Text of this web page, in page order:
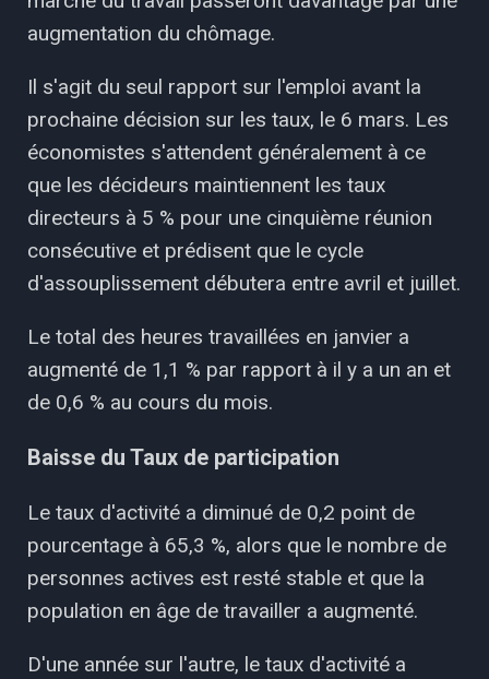
augmentation du chômage.
Il s'agit du seul rapport sur l'emploi avant la
prochaine décision sur les taux, le 6 mars. Les
économistes s'attendent généralement à ce
que les décideurs maintiennent les taux
directeurs à 5 % pour une cinquième réunion
consécutive et prédisent que le cycle
d'assouplissement débutera entre avril et juillet.
Le total des heures travaillées en janvier a
augmenté de 1,1 % par rapport à il y a un an et
de 0,6 % au cours du mois.
Baisse du Taux de participation
Le taux d'activité a diminué de 0,2 point de
pourcentage à 65,3 %, alors que le nombre de
personnes actives est resté stable et que la
population en âge de travailler a augmenté.
D'une année sur l'autre, le taux d'activité a